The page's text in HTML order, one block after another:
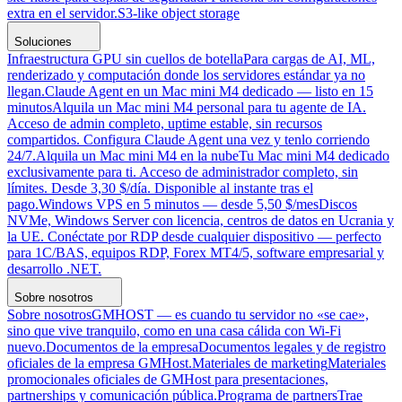
extra en el servidor.S3-like object storage
Soluciones
Infraestructura GPU sin cuellos de botellaPara cargas de AI, ML,
renderizado y computación donde los servidores estándar ya no
llegan.Claude Agent en un Mac mini M4 dedicado — listo en 15
minutosAlquila un Mac mini M4 personal para tu agente de IA.
Acceso de admin completo, uptime estable, sin recursos
compartidos. Configura Claude Agent una vez y tenlo corriendo
24/7.Alquila un Mac mini M4 en la nubeTu Mac mini M4 dedicado
exclusivamente para ti. Acceso de administrador completo, sin
límites. Desde 3,30 $/día. Disponible al instante tras el
pago.Windows VPS en 5 minutos — desde 5,50 $/mesDiscos
NVMe, Windows Server con licencia, centros de datos en Ucrania y
la UE. Conéctate por RDP desde cualquier dispositivo — perfecto
para 1C/BAS, equipos RDP, Forex MT4/5, software empresarial y
desarrollo .NET.
Sobre nosotros
Sobre nosotrosGMHOST — es cuando tu servidor no «se cae»,
sino que vive tranquilo, como en una casa cálida con Wi-Fi
nuevo.Documentos de la empresaDocumentos legales y de registro
oficiales de la empresa GMHost.Materiales de marketingMateriales
promocionales oficiales de GMHost para presentaciones,
partnerships y comunicación pública.Programa de partnersTrae